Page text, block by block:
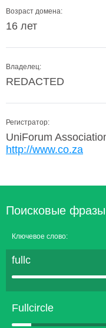
Возраст домена:
16 лет
Владелец:
REDACTED
Регистратор:
UniForum
http://www.co.za
Поисковые
Ключевое слово:
fullc
Fullcircle